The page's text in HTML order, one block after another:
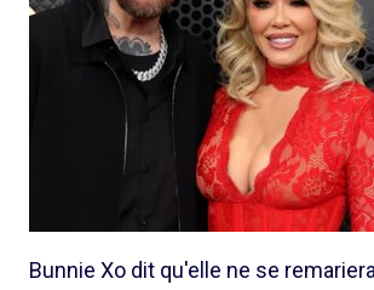
Bunnie Xo dit qu'elle ne se